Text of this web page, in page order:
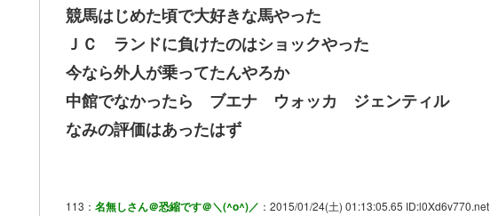
競馬はじめた頃で大好きな馬やった
ＪＣ ランドに負けたのはショックやった
今なら外人が乗ってたんやろか
中館でなかったら ブエナ ウォッカ ジェンティル
なみの評価はあったはず
113： 名無しさん＠恐縮です＠＼(^o^)／ ：2015/01/24(土) 01:13:05.65 ID:l0Xd6v770.net